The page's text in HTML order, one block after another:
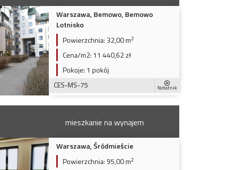
Warszawa, Bemowo, Bemowo
Lotnisko
Powierzchnia: 32,00 m2
Cena/m2: 11 440,62 zł
Pokoje: 1 pokój
CES-MS-75
Notatnik
mieszkanie na wynajem
Warszawa, Śródmieście
Powierzchnia: 95,00 m2